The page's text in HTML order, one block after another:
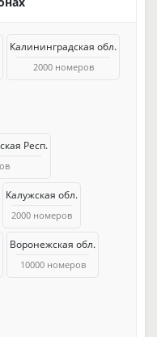
Калининградская обл.
2000 номеров
Респ.
Калужская обл.
2000 номеров
Воронежская обл.
10000 номеров